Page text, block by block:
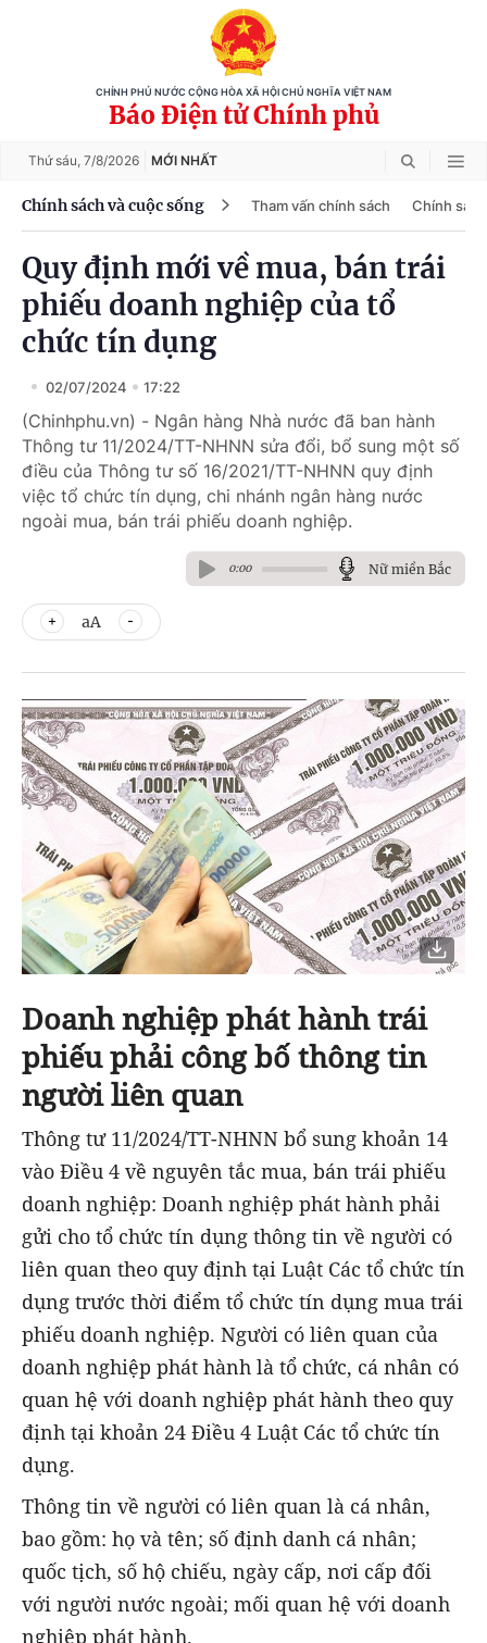
CHÍNH PHỦ NƯỚC CỘNG HÒA XÃ HỘI CHỦ NGHĨA VIỆT NAM
Báo Điện tử Chính phủ
Thứ sáu, 7/8/2026 MỚI NHẤT
Chính sách và cuộc sống Tham vấn chính sách Chính
Quy định mới về mua, bán trái
phiếu doanh nghiệp của tổ
chức tín dụng
02/07/2024 17:22
(Chinhphu.vn) - Ngân hàng Nhà nước đã ban hành
Thông tư 11/2024/TT-NHNN sửa đổi, bổ sung một số
điều của Thông tư số 16/2021/TT-NHNN quy định
việc tổ chức tín dụng, chi nhánh ngân hàng nước
ngoài mua, bán trái phiếu doanh nghiệp.
0:00 Nữ miền Bắc
aA
Doanh nghiệp phát hành trái
phiếu phải công bố thông tin
người liên quan
Thông tư 11/2024/TT-NHNN bổ sung khoản 14
vào Điều 4 về nguyên tắc mua, bán trái phiếu
doanh nghiệp: Doanh nghiệp phát hành phải
gửi cho tổ chức tín dụng thông tin về người có
liên quan theo quy định tại Luật Các tổ chức tín
dụng trước thời điểm tổ chức tín dụng mua trái
phiếu doanh nghiệp. Người có liên quan của
doanh nghiệp phát hành là tổ chức, cá nhân có
quan hệ với doanh nghiệp phát hành theo quy
định tại khoản 24 Điều 4 Luật Các tổ chức tín
dụng.
Thông tin về người có liên quan là cá nhân,
bao gồm: họ và tên; số định danh cá nhân;
quốc tịch, số hộ chiếu, ngày cấp, nơi cấp đối
với người nước ngoài; mối quan hệ với doanh
nghiệp phát hành.